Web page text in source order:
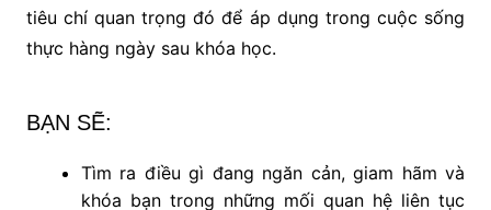
tiêu chí quan trọng đó để áp dụng trong cuộc sống
thực hàng ngày sau khóa học.
BẠN SẼ:
Tìm ra điều gì đang ngăn cản, giam hãm và
khóa bạn trong những mối quan hệ liên tục